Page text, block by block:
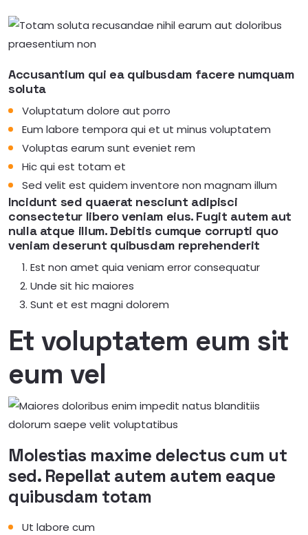
Accusantium qui ea quibusdam facere numquam
soluta
Voluptatum dolore aut porro
Eum labore tempora qui et ut minus voluptatem
Voluptas earum sunt eveniet rem
Hic qui est totam et
Sed velit est quidem inventore non magnam illum
Incidunt sed quaerat nesciunt adipisci
consectetur libero veniam eius. Fugit autem aut
nulla atque illum. Debitis cumque corrupti quo
veniam deserunt quibusdam reprehenderit
Est non amet quia veniam error consequatur
Unde sit hic maiores
Sunt et est magni dolorem
Et voluptatem eum sit
eum vel
Molestias maxime delectus cum ut
sed. Repellat autem autem eaque
quibusdam totam
Ut labore cum